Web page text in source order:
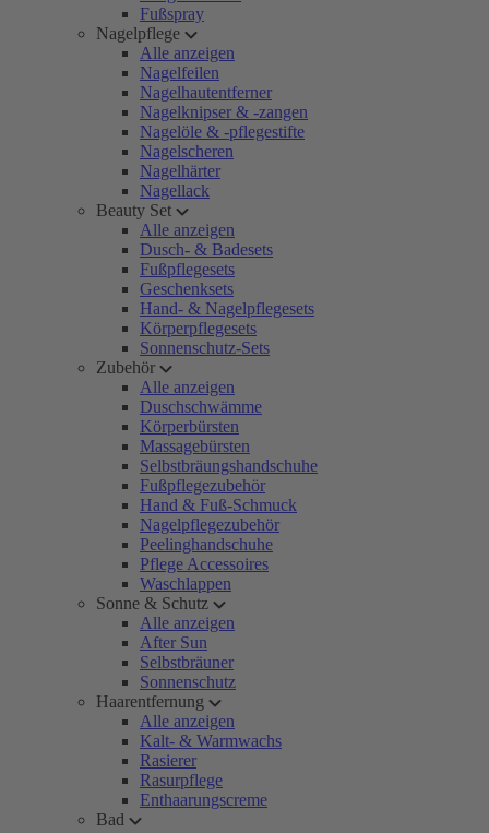
Fußspray
Nagelpflege
Alle anzeigen
Nagelfeilen
Nagelhautentferner
Nagelknipser & -zangen
Nagelöle & -pflegestifte
Nagelscheren
Nagelhärter
Nagellack
Beauty Set
Alle anzeigen
Dusch- & Badesets
Fußpflegesets
Geschenksets
Hand- & Nagelpflegesets
Körperpflegesets
Sonnenschutz-Sets
Zubehör
Alle anzeigen
Duschschwämme
Körperbürsten
Massagebürsten
Selbstbräungshandschuhe
Fußpflegezubehör
Hand & Fuß-Schmuck
Nagelpflegezubehör
Peelinghandschuhe
Pflege Accessoires
Waschlappen
Sonne & Schutz
Alle anzeigen
After Sun
Selbstbräuner
Sonnenschutz
Haarentfernung
Alle anzeigen
Kalt- & Warmwachs
Rasierer
Rasurpflege
Enthaarungscreme
Bad